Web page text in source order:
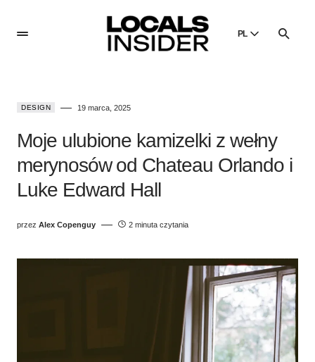
PL
Poland
Русский
DESIGN 19 marca, 2025
Moje ulubione kamizelki z wełny
merynosów od Chateau Orlando i
Luke Edward Hall
przez Alex Copenguy 2 minuta czytania